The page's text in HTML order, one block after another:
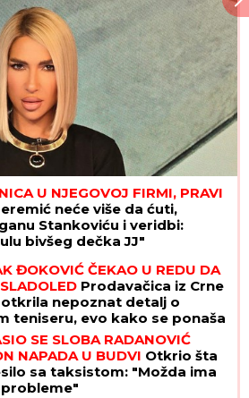
U NJEGOVOJ FIRMI, PRAVI
neće više da ćuti,
Stankoviću i veridbi:
bivšeg dečka JJ"
ĐOKOVIĆ ČEKAO U REDU DA
Prodavačica iz Crne
otkrila nepoznat detalj o
teniseru, evo kako se ponaša
SE SLOBA RADANOVIĆ
NAPADA U BUDVI Otkrio šta
sa taksistom: "Možda ima